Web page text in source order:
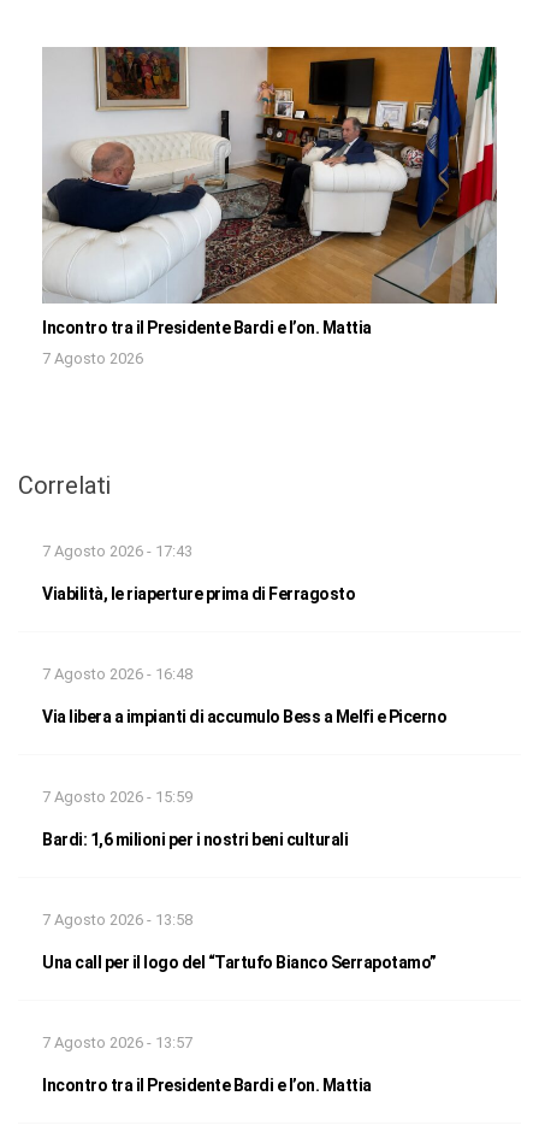
Incontro tra il Presidente Bardi e l’on. Mattia
7 Agosto 2026
Correlati
7 Agosto 2026 - 17:43
Viabilità, le riaperture prima di Ferragosto
7 Agosto 2026 - 16:48
Via libera a impianti di accumulo Bess a Melfi e Picerno
7 Agosto 2026 - 15:59
Bardi: 1,6 milioni per i nostri beni culturali
7 Agosto 2026 - 13:58
Una call per il logo del “Tartufo Bianco Serrapotamo”
7 Agosto 2026 - 13:57
Incontro tra il Presidente Bardi e l’on. Mattia